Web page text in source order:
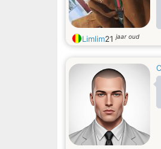
Limlim21jaar oud